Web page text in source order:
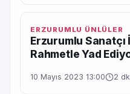
ERZURUMLU ÜNLÜLER
Erzurumlu Sanatçı
Rahmetle Yad
10 Mayıs 2023 13:00 2 dk